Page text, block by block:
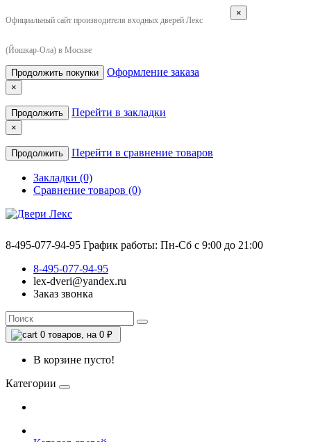
Официальный сайт производителя входных дверей Лекс
(Йошкар-Ола) в Москве
×
Продолжить покупки Оформление заказа
×
Продолжить Перейти в закладки
×
Продолжить Перейти в сравнение товаров
Закладки (0)
Сравнение товаров (0)
8-495-077-94-95 График работы: Пн-Сб с 9:00 до 21:00
8-495-077-94-95
lex-dveri@yandex.ru
Заказ звонка
0 товаров, на 0 ₽
В корзине пусто!
Категории